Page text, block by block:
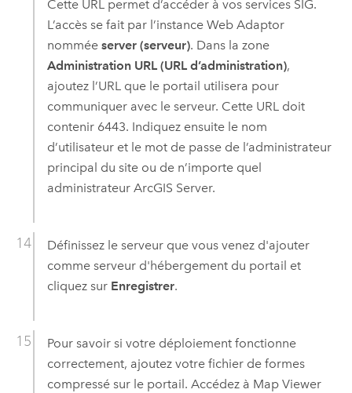
Cette URL permet d’accéder à vos services SIG.
L’accès se fait par l’instance Web Adaptor
nommée server (serveur). Dans la zone
Administration URL (URL d’administration),
ajoutez l’URL que le portail utilisera pour
communiquer avec le serveur. Cette URL doit
contenir 6443. Indiquez ensuite le nom
d’utilisateur et le mot de passe de l’administrateur
principal du site ou de n’importe quel
administrateur ArcGIS Server.
Définissez le serveur que vous venez d'ajouter
comme serveur d'hébergement du portail et
cliquez sur Enregistrer.
Pour savoir si votre déploiement fonctionne
correctement, ajoutez votre fichier de formes
compressé sur le portail. Accédez à Map Viewer